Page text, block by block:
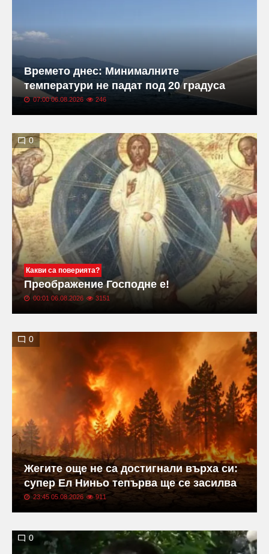
Времето днес: Минималните
температури не падат под 20 градуса
07:00 06.08.2026 246
0
Какви са поверията?
Преображение Господне е!
00:01 06.08.2026 3151
0
Жегите още не са достигнали върха си:
супер Ел Ниньо тепърва ще се засилва
23:45 05.08.2026 911
0